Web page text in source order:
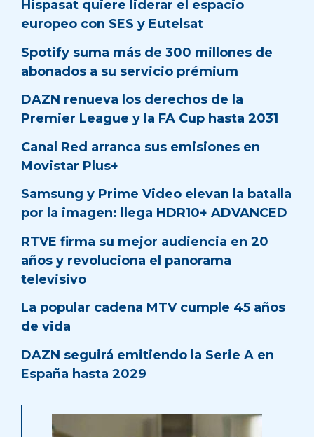
Hispasat quiere liderar el espacio
europeo con SES y Eutelsat
Spotify suma más de 300 millones de
abonados a su servicio prémium
DAZN renueva los derechos de la
Premier League y la FA Cup hasta 2031
Canal Red arranca sus emisiones en
Movistar Plus+
Samsung y Prime Video elevan la batalla
por la imagen: llega HDR10+ ADVANCED
RTVE firma su mejor audiencia en 20
años y revoluciona el panorama
televisivo
La popular cadena MTV cumple 45 años
de vida
DAZN seguirá emitiendo la Serie A en
España hasta 2029